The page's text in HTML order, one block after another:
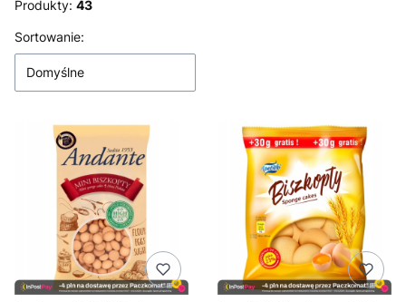
Produkty: 43
Lista produktów
Sortowanie:
Domyślne